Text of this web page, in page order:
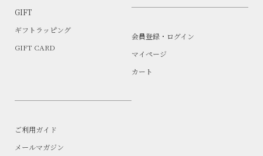
GIFT
ギフトラッピング
GIFT CARD
会員登録・ログイン
マイページ
カート
ご利用ガイド
メールマガジン